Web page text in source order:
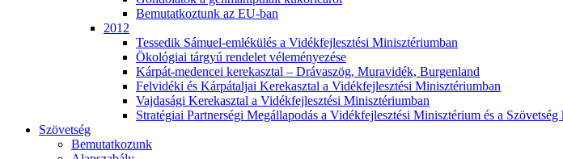
Bemutatkoztunk az EU-ban
2012
Tessedik Sámuel-emlékülés a Vidékfejlesztési Minisztériumban
Ökológiai tárgyú rendelet véleményezése
Kárpát-medencei kerekasztal – Drávaszög, Muravidék, Burgenland
Felvidéki és Kárpátaljai Kerekasztal a Vidékfejlesztési Minisztériumban
Vajdasági Kerekasztal a Vidékfejlesztési Minisztériumban
Stratégiai Partnerségi Megállapodás a Vidékfejlesztési Minisztérium és a Szövetség
Szövetség
Bemutatkozunk